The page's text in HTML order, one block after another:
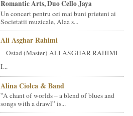
Romantic Arts, Duo Cello Jaya
Un concert pentru cei mai buni prieteni ai
Societatii muzicale, Alaa s...
Ali Asghar Rahimi
Ostad (Master) ALI ASGHAR RAHIMI
I...
Alina Ciolca & Band
”A chant of worlds – a blend of blues and
songs with a drawl” is...